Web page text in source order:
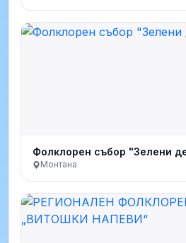
Фолклорен събор "Зелени
Монтана